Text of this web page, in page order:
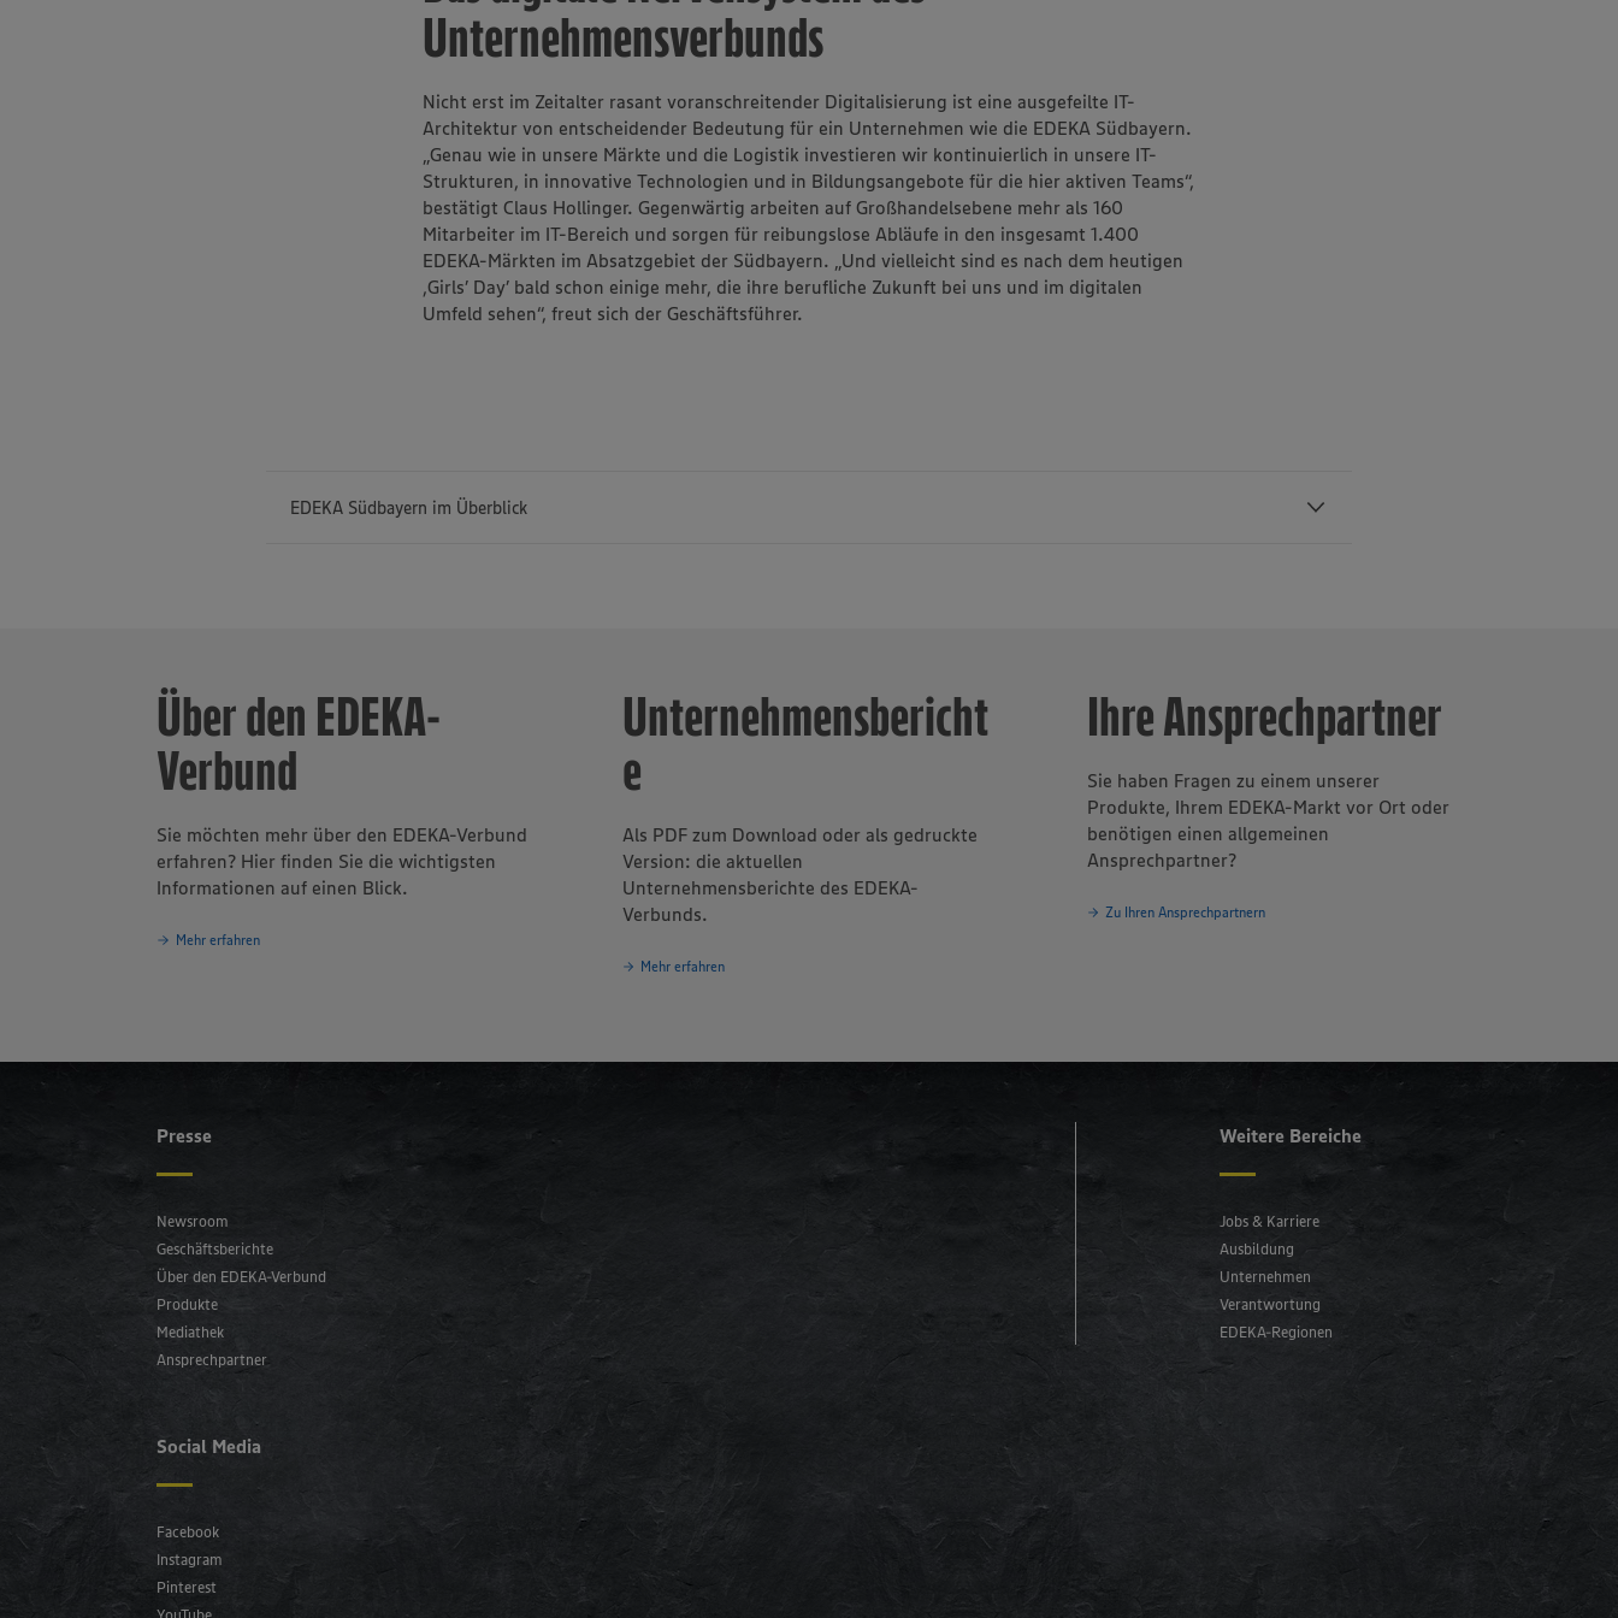
Unternehmensverbunds
Nicht erst im Zeitalter rasant voranschreitender Digitalisierung ist eine ausgefeilte IT-
Architektur von entscheidender Bedeutung für ein Unternehmen wie die EDEKA Südbayern.
„Genau wie in unsere Märkte und die Logistik investieren wir kontinuierlich in unsere IT-
Strukturen, in innovative Technologien und in Bildungsangebote für die hier aktiven Teams“,
bestätigt Claus Hollinger. Gegenwärtig arbeiten auf Großhandelsebene mehr als 160
Mitarbeiter im IT-Bereich und sorgen für reibungslose Abläufe in den insgesamt 1.400
EDEKA-Märkten im Absatzgebiet der Südbayern. „Und vielleicht sind es nach dem heutigen
,Girls’ Day’ bald schon einige mehr, die ihre berufliche Zukunft bei uns und im digitalen
Umfeld sehen“, freut sich der Geschäftsführer.
EDEKA Südbayern im Überblick
Unternehmensverbund gehören auch die Produktionsbetriebe Südbayerische Fleischwaren
GmbH sowie die Backstube Wünsche GmbH. Einschließlich der Betriebe des selbstständigen
zukunftssichere Arbeitsplätze, darunter etwa 1.600 Auszubildende. Aus ihren
Logistikzentren in Eching, Gaimersheim, Landsberg/Lech, Straubing und Trostberg versorgt
die EDEKA Südbayern heute über 1.100 EDEKA-Märkte mit hochwertigen Lebensmitteln.
Flankiert von der verbundeigenen Getränkelogistik an den Standorten Landsberg am Lech
und Wallersdorf. Etwa 900 der Super- und Verbrauchermärkte im Absatzgebiet werden von
rund 520 selbständigen EDEKA-Kaufleuten geführt. Die übrigen Märkte betreiben vier 100-
verfügt die EDEKA Südbayern außerdem über ein erfolgreiches und expansives
Über den EDEKA-
Verbund
Sie möchten mehr über den EDEKA-Verbund
erfahren? Hier finden Sie die wichtigsten
Informationen auf einen Blick.
Mehr erfahren
Unternehmensbericht
e
Als PDF zum Download oder als gedruckte
Version: die aktuellen
Unternehmensberichte des EDEKA-
Verbunds.
Mehr erfahren
Ihre Ansprechpartner
Sie haben Fragen zu einem unserer
Produkte, Ihrem EDEKA-Markt vor Ort oder
benötigen einen allgemeinen
Ansprechpartner?
Zu Ihren Ansprechpartnern
Presse
Newsroom
Geschäftsberichte
Über den EDEKA-Verbund
Produkte
Mediathek
Ansprechpartner
Social Media
Facebook
Instagram
Pinterest
YouTube
Weitere Bereiche
Jobs & Karriere
Ausbildung
Unternehmen
Verantwortung
EDEKA-Regionen